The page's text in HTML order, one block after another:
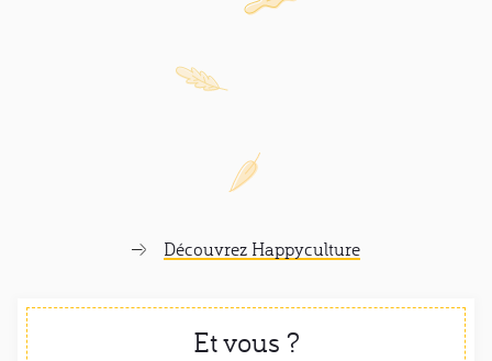
Découvrez Happyculture
Et vous ?